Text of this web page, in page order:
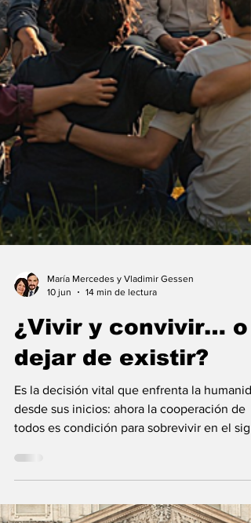
María Mercedes y Vladimir Gessen
10 jun
14 min de lectura
¿Vivir y convivir… o